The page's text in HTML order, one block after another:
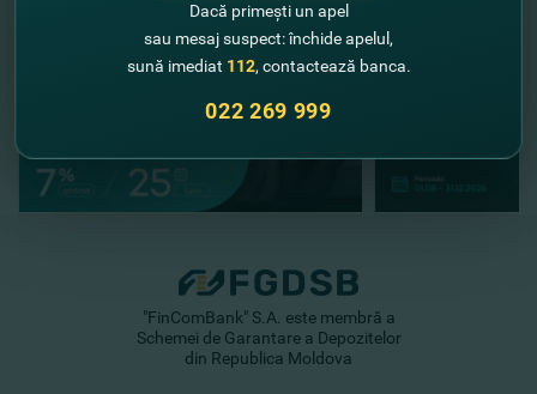
"FinComBank" S.A. este membră a
Schemei de Garantare a Depozitelor
din Republica Moldova
Dacă primești un apel
sau mesaj suspect: închide apelul,
sună imediat 112, contactează banca.
022 269 999